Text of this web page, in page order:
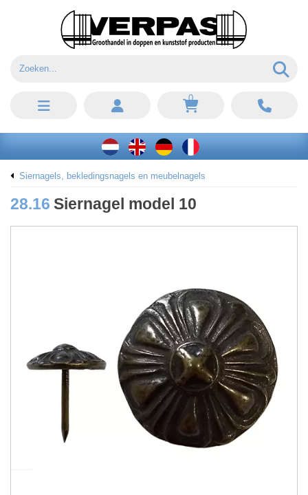
0
Siernagels, bekledingsnagels en meubelnagels
28.16 Siernagel model 10